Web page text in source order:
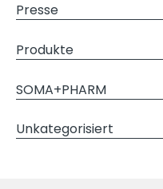
Presse
Produkte
SOMA+PHARM
Unkategorisiert